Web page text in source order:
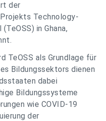
der
Technology-
in Ghana,
TeOSS als Grundlage für
Bildungssektors dienen
dabei
Bildungssysteme
wie COVID-19
der